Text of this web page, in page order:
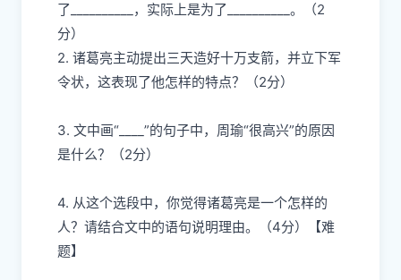
了__________，实际上是为了__________。（2
分）
2. 诸葛亮主动提出三天造好十万支箭，并立下军
令状，这表现了他怎样的特点？（2分）
3. 文中画“____”的句子中，周瑜“很高兴”的原因
是什么？（2分）
4. 从这个选段中，你觉得诸葛亮是一个怎样的
人？请结合文中的语句说明理由。（4分）【难
题】